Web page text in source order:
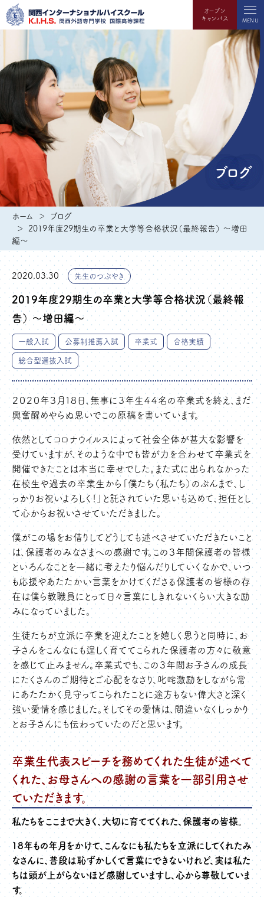
オープン
キャンパス
MENU
ブログ
ホーム
ブログ
2019年度29期生の卒業と大学等合格状況（最終報告） ～増田
編～
2020.03.30 先生のつぶやき
2019年度29期生の卒業と大学等合格状況（最終報
告） ～増田編～
一般入試 公募制推薦入試 卒業式 合格実績
総合型選抜入試
２０２０年３月１８日、無事に３年生４４名の卒業式を終え、まだ
興奮醒めやらぬ思いでこの原稿を書いています。
依然としてコロナウイルスによって社会全体が甚大な影響を
受けていますが、そのような中でも皆が力を合わせて卒業式を
開催できたことは本当に幸せでした。また式に出られなかった
在校生や過去の卒業生から「僕たち（私たち）のぶんまで、し
っかりお祝いよろしく！」と託されていた思いも込めて、担任とし
て心からお祝いさせていただきました。
僕がこの場をお借りしてどうしても述べさせていただきたいこと
は、保護者のみなさまへの感謝です。この３年間保護者の皆様
といろんなことを一緒に考えたり悩んだりしていくなかで、いつ
も応援やあたたかい言葉をかけてくださる保護者の皆様の存
在は僕ら教職員にとって日々言葉にしきれないくらい大きな励
みになっていました。
生徒たちが立派に卒業を迎えたことを嬉しく思うと同時に、お
子さんをこんなにも逞しく育ててこられた保護者の方々に敬意
を感じて止みません。卒業式でも、この３年間お子さんの成長
にたくさんのご期待とご心配をなさり、叱咤激励をしながら常
にあたたかく見守ってこられたことに途方もない偉大さと深く
強い愛情を感じました。そしてその愛情は、間違いなくしっかり
とお子さんにも伝わっていたのだと思います。
卒業生代表スピーチを務めてくれた生徒が述べて
くれた、お母さんへの感謝の言葉を一部引用させ
ていただきます。
私たちをここまで大きく、大切に育ててくれた、保護者の皆様。
18年もの年月をかけて、こんなにも私たちを立派にしてくれたみ
なさんに、普段は恥ずかしくて言葉にできないけれど、実は私た
ちは頭が上がらないほど感謝していますし、心から尊敬していま
す。